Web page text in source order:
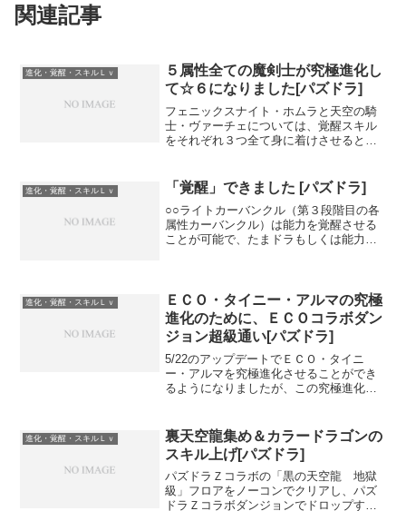
関連記事
進化・覚醒・スキルＬｖ
５属性全ての魔剣士が究極進化し
て☆６になりました[パズドラ]
フェニックスナイト・ホムラと天空の騎
士・ヴァーチェについては、覚醒スキル
をそれぞれ３つ全て身に着けさせるとこ
先延ばしになってました。 今週は各曜
日の限定ダンジョンに通っ...
進化・覚醒・スキルＬｖ 「覚醒」できました [パズドラ]
○○ライトカーバンクル（第３段階目の各
属性カーバンクル）は能力を覚醒させる
ことが可能で、たまドラもしくは能力を
ます。○○ライトカーバン...
進化・覚醒・スキルＬｖ
ＥＣＯ・タイニー・アルマの究極
進化のために、ＥＣＯコラボダン
ジョン超級通い[パズドラ]
5/22のアップデートでＥＣＯ・タイニ
ー・アルマを究極進化させることができ
るようになりましたが、この究極進化に
～5/25に出現するECOコラボダンジョン
に通って、Ｅ...
進化・覚醒・スキルＬｖ
裏天空龍集め＆カラードラゴンの
スキル上げ[パズドラ]
パズドラＺコラボの「黒の天空龍 地獄
級」フロアをノーコンでクリアし、パズ
ドラＺコラボダンジョンでドロップする